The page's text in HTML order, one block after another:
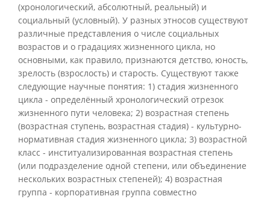
(хронологический, абсолютный, реальный) и
социальный (условный). У разных этносов существуют
различные представления о числе социальных
возрастов и о градациях жизненного цикла, но
основными, как правило, признаются детство, юность,
зрелость (взрослость) и старость. Существуют также
следующие научные понятия: 1) стадия жизненного
цикла - определённый хронологический отрезок
жизненного пути человека; 2) возрастная степень
(возрастная ступень, возрастная стадия) - культурно-
нормативная стадия жизненного цикла; 3) возрастной
класс - институализированная возрастная степень
(или подразделение одной степени, или объединение
нескольких возрастных степеней); 4) возрастная
группа - корпоративная группа совместно